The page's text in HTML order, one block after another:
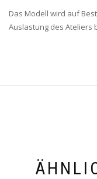
Das Modell wird auf
Auslastung des Ateliers